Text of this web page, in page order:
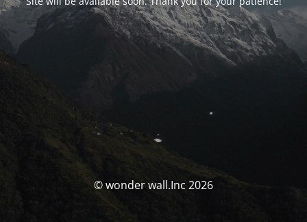
© wonder wall.Inc 2026